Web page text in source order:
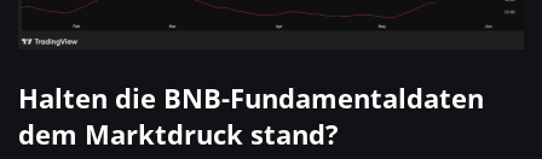
Halten die BNB-Fundamentaldaten
dem Marktdruck stand?